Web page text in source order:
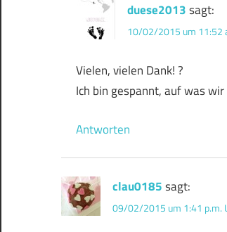
duese2013 sagt:
10/02/2015 um 11:52
Vielen, vielen Dank! ?
Ich bin gespannt, auf was
Antworten
clau0185sagt:
09/02/2015 um 1:41 p.m.